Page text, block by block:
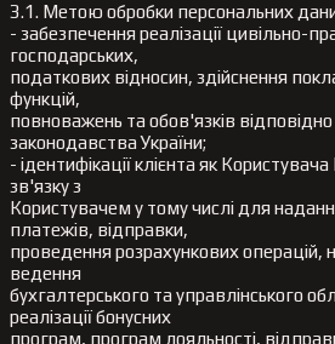
3.1. Метою обробки персональних
- забезпечення реалізації цивільно-
господарських,
податкових відносин, здійснення
функцій,
повноважень та обов'язків
законодавства України;
- ідентифікації клієнта як
зв'язку з
Користувачем у тому числі для
платежів, відправки,
проведення розрахункових операцій,
ведення
бухгалтерського та управлінського
реалізації бонусних
програм, програм лояльності,